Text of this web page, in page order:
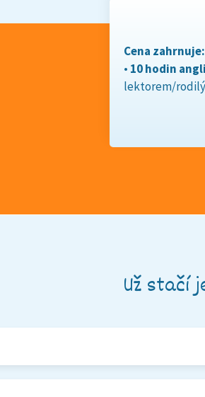
Cena zahrnuje:
• 10 hodin
lektorem/
Už stačí